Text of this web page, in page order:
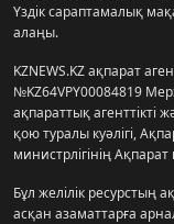
Үздік сараптамалық
алаңы.
KZNEWS.KZ ақпарат
№KZ64VPY00084819
ақпараттық агенттікті
қою туралы куәлігі,
министрлігінің
Бұл желілік ресурстың
асқан азаматтарға